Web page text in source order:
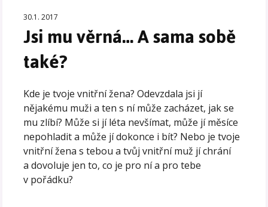
30.1. 2017
Jsi mu věrná… A sama sobě
také?
Kde je tvoje vnitřní žena? Odevzdala jsi jí
nějakému muži a ten s ní může zacházet, jak se
mu zlíbí? Může si jí léta nevšímat, může jí měsíce
nepohladit a může jí dokonce i bít? Nebo je tvoje
vnitřní žena s tebou a tvůj vnitřní muž jí chrání
a dovoluje jen to, co je pro ní a pro tebe
v pořádku?